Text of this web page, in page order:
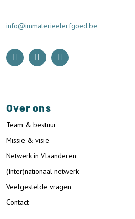
info@immaterieelerfgoed.be
Over ons
Team & bestuur
Missie & visie
Netwerk in Vlaanderen
(Inter)nationaal netwerk
Veelgestelde vragen
Contact